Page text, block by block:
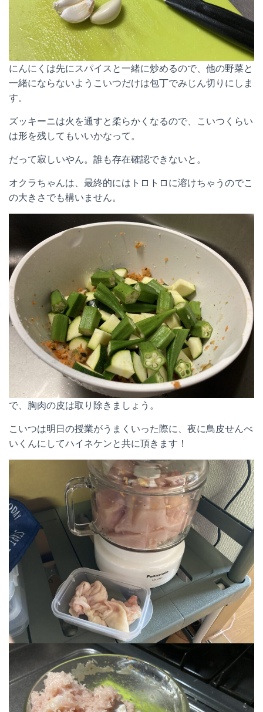
にんにくは先にスパイスと一緒に炒めるので、他の野菜と
一緒にならないようこいつだけは包丁でみじん切りにしま
す。
ズッキーニは火を通すと柔らかくなるので、こいつくらい
は形を残してもいいかなって。
だって寂しいやん。誰も存在確認できないと。
オクラちゃんは、最終的にはトロトロに溶けちゃうのでこ
の大きさでも構いません。
で、胸肉の皮は取り除きましょう。
こいつは明日の授業がうまくいった際に、夜に鳥皮せんべ
いくんにしてハイネケンと共に頂きます！